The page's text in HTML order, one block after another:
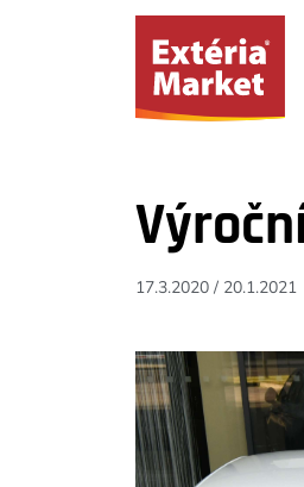
17.3.2020 / 20.1.2021